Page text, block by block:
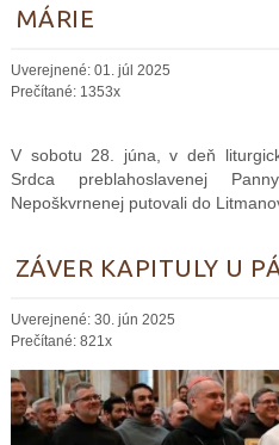
MÁRIE
Uverejnené: 01. júl 2025
Prečítané: 1353x
V sobotu 28. júna, v deň
Srdca preblahoslavenej
Nepoškvrnenej putovali do
ZÁVER KAPITULY U
Uverejnené: 30. jún 2025
Prečítané: 821x